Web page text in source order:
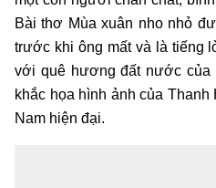
Bài thơ Mùa xuân nho nhỏ
trước khi ông mất và là tiếng
với quê hương đất nước
khắc họa hình ảnh của
Nam hiện đại.